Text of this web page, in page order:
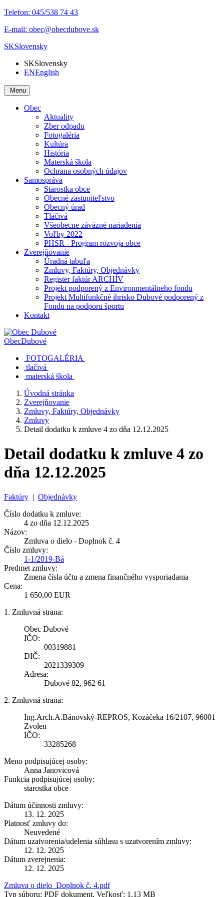
Telefon: 045/538 74 43
E-mail: obec@obecdubove.sk
SKSlovensky
SKSlovensky
ENEnglish
Menu
Obec
Aktuality
Zber odpadu
Fotogaléria
Kultúra
História
Materská škola
Ochrana osobných údajov
Samospráva
Starostka obce
Obecné zastupiteľstvo
Obecný úrad
Tlačivá
Všeobecne záväzné nariadenia
Voľby 2022
PHSR - Program rozvoja obce
Zverejňovanie
Úradná tabuľa
Zmluvy, Faktúry, Objednávky
Register faktúr ARCHÍV
Projekt podporený z Environmentálneho fondu
Projekt Multifunkčné ihrisko Dubové podporený z
Fondu na podporu športu
Kontakt
ObecDubové
FOTOGALÉRIA
tlačivá
materská škola
Úvodná stránka
Zverejňovanie
Zmluvy, Faktúry, Objednávky
Zmluvy
Detail dodatku k zmluve 4 zo dňa 12.12.2025
Detail dodatku k zmluve 4 zo
dňa 12.12.2025
Faktúry | Objednávky
Číslo dodatku k zmluve:
4 zo dňa 12.12.2025
Názov:
Zmluva o dielo - Doplnok č. 4
Číslo zmluvy:
1-1/2019-Bá
Predmet zmluvy:
Zmena čísla účtu a zmena finančného vysporiadania
Cena:
1 650,00 EUR
1. Zmluvná strana:
Obec Dubové
IČO:
00319881
DIČ:
2021339309
Adresa:
Dubové 82, 962 61
2. Zmluvná strana:
Ing.Arch.A.Bánovský-REPROS, Kozáčeka 16/2107, 96001
Zvolen
IČO:
33285268
Meno podpisujúcej osoby:
Anna Janovicová
Funkcia podpisujúcej osoby:
starostka obce
Dátum účinnosti zmluvy:
13. 12. 2025
Platnosť zmluvy do:
Neuvedené
Dátum uzatvorenia/udelenia súhlasu s uzatvorením zmluvy:
12. 12. 2025
Dátum zverejnenia:
12. 12. 2025
Zmluva o dielo_Doplnok č. 4.pdf
Typ súboru: PDF dokument, Veľkosť: 1,13 MB